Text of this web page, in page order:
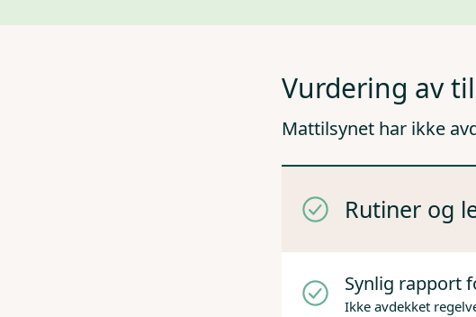
Vurdering av
Mattilsynet har ikke
Rutiner og
Synlig rapport
Ikke avdekket